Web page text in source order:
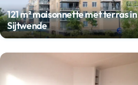
121 m² maisonnette met terras in
Sijtwende